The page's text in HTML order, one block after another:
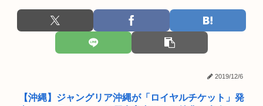
高市首相、出張マッサージへ
【熊本地震】厚労省「被災者に10万円貸し付けます」
【画像】小池百合子×高市早苗
【高市】ゴラム(56歳)、女子中学生をナイフで脅し性的暴行
元区議団長 「共産党は義援金を被災地に持ってはいく。が、持
って行...
俺「…」担任「…くん！俺くん！ちゃんと授業聞いてって何度
2019/12/6
【沖縄】ジャングリア沖縄が「ロイヤルチケット」発